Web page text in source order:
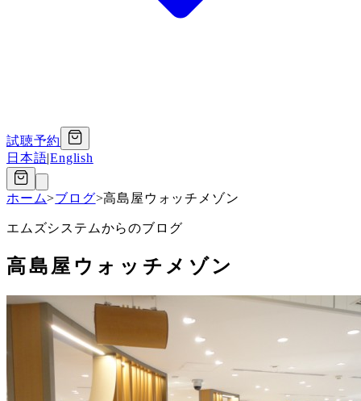
試聴予約
日本語|English
ホーム>ブログ>高島屋ウォッチメゾン
エムズシステムからのブログ
高島屋ウォッチメゾン